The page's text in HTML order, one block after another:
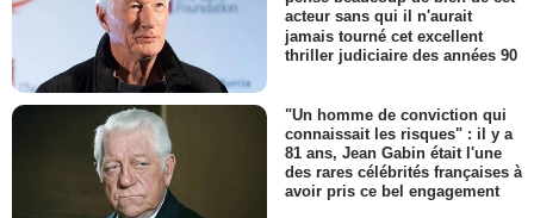
acteur sans qui il n'aurait
jamais tourné cet excellent
thriller judiciaire des années 90
"Un homme de conviction qui
connaissait les risques" : il y a
81 ans, Jean Gabin était l'une
des rares célébrités françaises à
avoir pris ce bel engagement